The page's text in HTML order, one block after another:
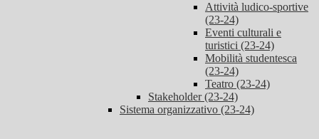
Attività ludico-sportive
(23-24)
Eventi culturali e
turistici (23-24)
Mobilità studentesca
(23-24)
Teatro (23-24)
Stakeholder (23-24)
Sistema organizzativo (23-24)